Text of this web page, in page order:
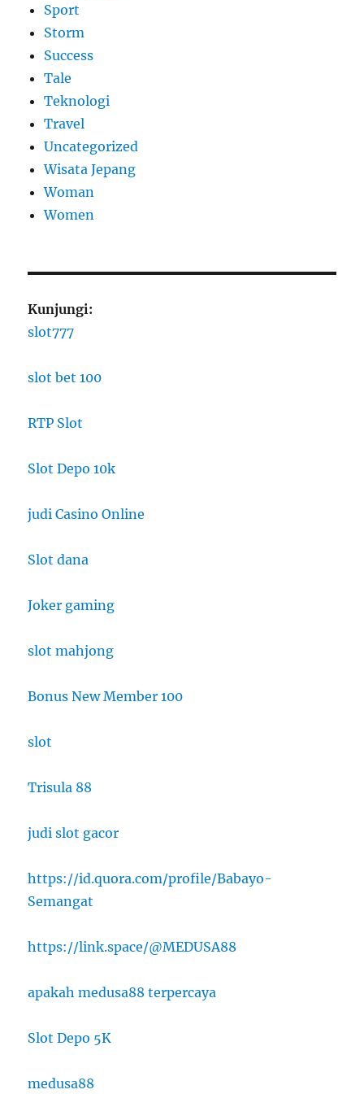
Sport
Storm
Success
Tale
Teknologi
Travel
Uncategorized
Wisata Jepang
Woman
Women
Kunjungi:
slot777
slot bet 100
RTP Slot
Slot Depo 10k
judi Casino Online
Slot dana
Joker gaming
slot mahjong
Bonus New Member 100
slot
Trisula 88
judi slot gacor
https://id.quora.com/profile/Babayo-
Semangat
https://link.space/@MEDUSA88
apakah medusa88 terpercaya
Slot Depo 5K
medusa88